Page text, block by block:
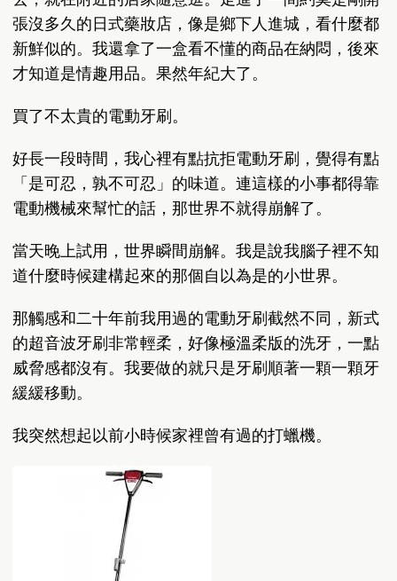
張沒多久的日式藥妝店，像是鄉下人進城，看什麼都
新鮮似的。我還拿了一盒看不懂的商品在納悶，後來
才知道是情趣用品。果然年紀大了。
買了不太貴的電動牙刷。
好長一段時間，我心裡有點抗拒電動牙刷，覺得有點
「是可忍，孰不可忍」的味道。連這樣的小事都得靠
電動機械來幫忙的話，那世界不就得崩解了。
當天晚上試用，世界瞬間崩解。我是說我腦子裡不知
道什麼時候建構起來的那個自以為是的小世界。
那觸感和二十年前我用過的電動牙刷截然不同，新式
的超音波牙刷非常輕柔，好像極溫柔版的洗牙，一點
威脅感都沒有。我要做的就只是牙刷順著一顆一顆牙
緩緩移動。
我突然想起以前小時候家裡曾有過的打蠟機。